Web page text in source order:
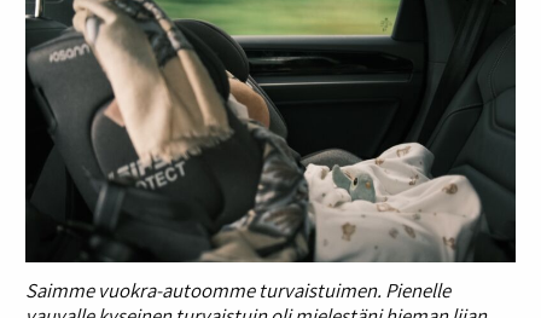
Saimme vuokra-autoomme turvaistuimen. Pienelle